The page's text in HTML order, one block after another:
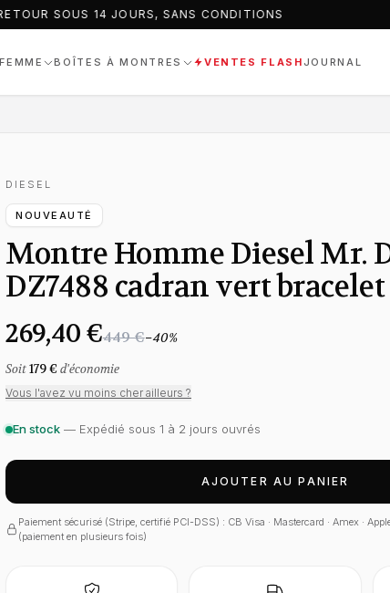
SOUS 14 JOURS, SANS CONDITIONS
BOÎTES À MONTRES VENTES FLASH JOURNAL
DIESEL
NOUVEAUTÉ
Montre Homme Diesel Mr.
DZ7488 cadran vert
269,40 €449 €−40%
Soit179 € d'économie
Vous l'avez vu moins cher ailleurs ?
En stock — Expédié sous 1 à 2 jours ouvrés
AJOUTER AU PANIER
Paiement sécurisé (Stripe, certifié PCI-DSS) : CB Visa · Mastercard · Amex ·
(paiement en plusieurs fois)